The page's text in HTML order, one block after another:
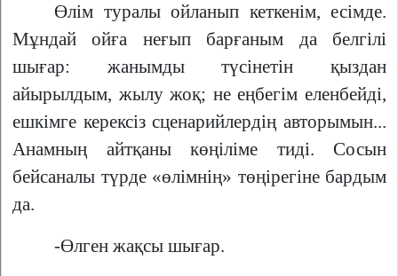
Өлім туралы ойланып кеткенім, есімде.
Мұндай ойға неғып барғаным да белгілі
шығар: жанымды түсінетін қыздан
айырылдым, жылу жоқ; не еңбегім еленбейді,
ешкімге керексіз сценарийлердің авторымын...
Анамның айтқаны көңіліме тиді. Сосын
бейсаналы түрде «өлімнің» төңірегіне бардым
да.
-Өлген жақсы шығар.